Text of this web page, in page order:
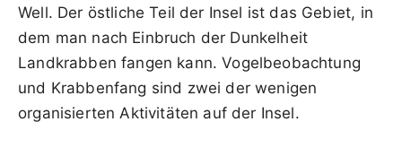
Well. Der östliche Teil der Insel ist das Gebiet, in
dem man nach Einbruch der Dunkelheit
Landkrabben fangen kann. Vogelbeobachtung
und Krabbenfang sind zwei der wenigen
organisierten Aktivitäten auf der Insel.